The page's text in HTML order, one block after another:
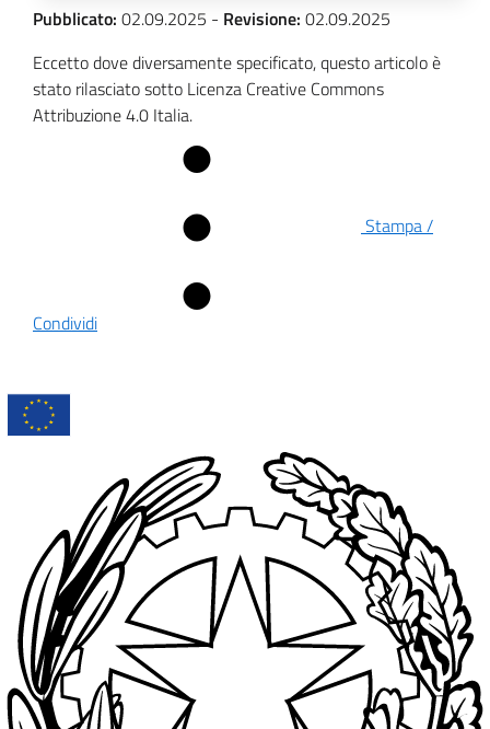
Pubblicato: 02.09.2025 - Revisione: 02.09.2025
Eccetto dove diversamente specificato, questo articolo è
stato rilasciato sotto Licenza Creative Commons
Attribuzione 4.0 Italia.
Stampa /
Condividi